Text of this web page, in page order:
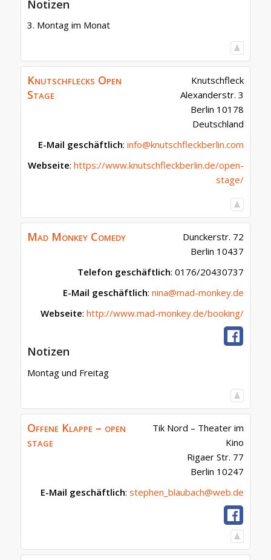
Notizen
3. Montag im Monat
Knutschflecks Open
Stage
Knutschfleck
Alexanderstr. 3
Berlin 10178
Deutschland
E-Mail geschäftlich: info@knutschfleckberlin.com
Webseite: https://www.knutschfleckberlin.de/open-
stage/
Mad Monkey Comedy
Dunckerstr. 72
Berlin 10437
Telefon geschäftlich: 0176/20430737
E-Mail geschäftlich: nina@mad-monkey.de
Webseite: http://www.mad-monkey.de/booking/
Notizen
Montag und Freitag
Offene Klappe – open
stage
Tik Nord – Theater im
Kino
Rigaer Str. 77
Berlin 10247
E-Mail geschäftlich: stephen_blaubach@web.de